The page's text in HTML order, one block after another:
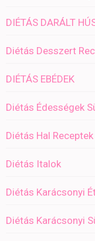
DIÉTÁS DARÁLT
Diétás Desszert
DIÉTÁS EBÉDEK
Diétás Édességek
Diétás Hal Receptek
Diétás Italok
Diétás Karácsonyi
Diétás Karácsonyi